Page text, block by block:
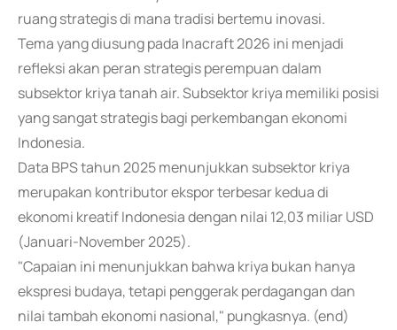
ruang strategis di mana tradisi bertemu inovasi.
Tema yang diusung pada Inacraft 2026 ini menjadi
refleksi akan peran strategis perempuan dalam
subsektor kriya tanah air. Subsektor kriya memiliki posisi
yang sangat strategis bagi perkembangan ekonomi
Indonesia.
Data BPS tahun 2025 menunjukkan subsektor kriya
merupakan kontributor ekspor terbesar kedua di
ekonomi kreatif Indonesia dengan nilai 12,03 miliar USD
(Januari-November 2025).
"Capaian ini menunjukkan bahwa kriya bukan hanya
ekspresi budaya, tetapi penggerak perdagangan dan
nilai tambah ekonomi nasional," pungkasnya. (end)